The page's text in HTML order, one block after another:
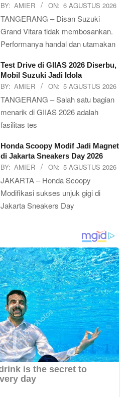
BY: AMIER ON: 6 AGUSTUS 2026
TANGERANG – Disan Suzuki
Grand Vitara tidak membosankan.
Performanya handal dan utamakan
Test Drive di GIIAS 2026 Diserbu,
Mobil Suzuki Jadi Idola
BY: AMIER ON: 5 AGUSTUS 2026
TANGERANG – Salah satu bagian
menarik di GIIAS 2026 adalah
fasilitas tes
Honda Scoopy Modif Jadi Magnet
di Jakarta Sneakers Day 2026
BY: AMIER ON: 5 AGUSTUS 2026
JAKARTA – Honda Scoopy
Modifikasi sukses unjuk gigi di
Jakarta Sneakers Day